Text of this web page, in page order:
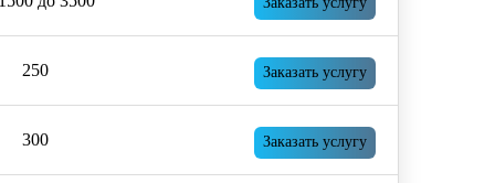
250 Заказать услугу
300 Заказать услугу